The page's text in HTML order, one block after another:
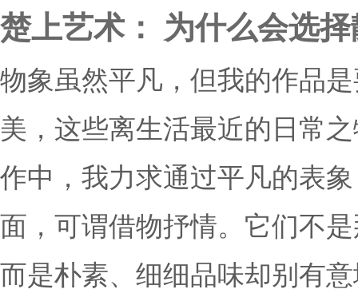
楚上艺术： 为什么会选
物象虽然平凡，但我的作品
美，这些离生活最近的日常
作中，我力求通过平凡的表
面，可谓借物抒情。它们不
而是朴素、细细品味却别有